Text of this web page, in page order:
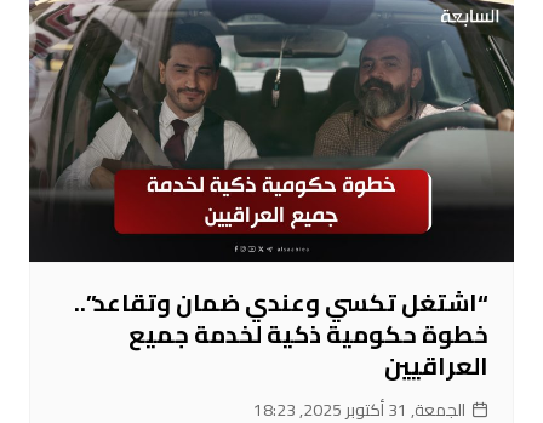
“اشتغل تكسي وعندي ضمان وتقاعد”..
خطوة حكومية ذكية لخدمة جميع
العراقيين
الجمعة, 31 أكتوبر 2025, 18:23